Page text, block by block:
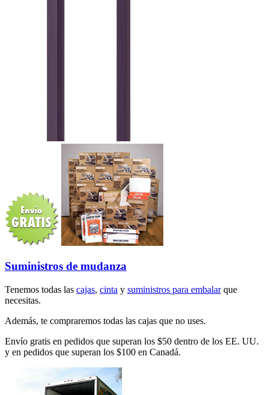
Suministros de mudanza
Tenemos todas las cajas, cinta y suministros para embalarque
necesitas.
Además, te compraremos todas las cajas que no uses.
Envío gratis en pedidos que superan los $50 dentro de los EE. UU.
y en pedidos que superan los $100 en Canadá.